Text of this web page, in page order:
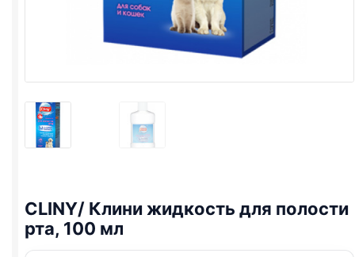
CLINY/ Клини жидкость для полости
рта, 100 мл